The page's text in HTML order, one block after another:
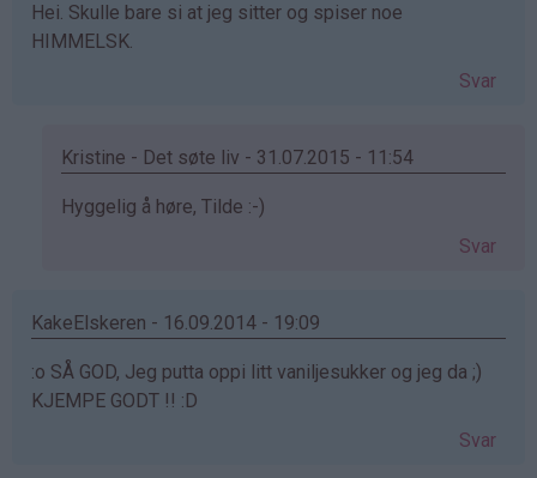
bekreftet)
Hei. Skulle bare si at jeg sitter og spiser noe
HIMMELSK.
Svar
Kristine - Det søte liv - 31.07.2015 - 11:54
Som
Tilde
bekreftet)
Hyggelig å høre, Tilde :-)
Svar
KakeElskeren - 16.09.2014 - 19:09
:o SÅ GOD, Jeg putta oppi litt vaniljesukker og jeg da ;)
KJEMPE GODT !! :D
Svar